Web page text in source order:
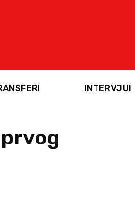
INTERVJUI